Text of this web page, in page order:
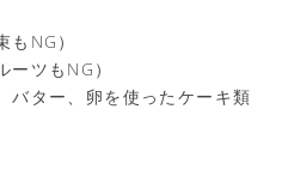
NG）
ツもNG）
バター、卵を使ったケーキ類